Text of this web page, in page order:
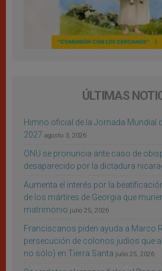
ÚLTIMAS
Himno oficial de la Jornada Mundial
2027 agosto 3, 2026
ONU se pronuncia ante caso de
desaparecido por la dictadura
Aumenta el interés por la
de los mártires de Georgia que
matrimonio julio 25, 2026
Franciscanos piden ayuda a Marco
persecución de colonos judíos que
no sólo) en Tierra Santa julio 25, 2026